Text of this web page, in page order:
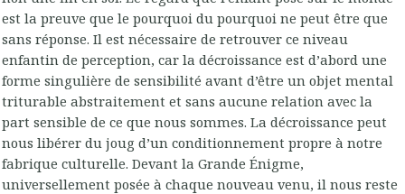
est la preuve que le pourquoi du pourquoi ne peut être que
sans réponse. Il est nécessaire de retrouver ce niveau
enfantin de perception, car la décroissance est d’abord une
forme singulière de sensibilité avant d’être un objet mental
triturable abstraitement et sans aucune relation avec la
part sensible de ce que nous sommes. La décroissance peut
nous libérer du joug d’un conditionnement propre à notre
fabrique culturelle. Devant la Grande Énigme,
universellement posée à chaque nouveau venu, il nous reste